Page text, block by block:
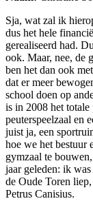
Sja, wat zal ik
dus het hele
gerealiseerd had.
ook. Maar, nee, de
ben het dan ook
dat er meer
school doen op
is in 2008 het
peuterspeelzaal en
juist ja, een
hoe we het bestuur
gymzaal te
jaar geleden: ik
de Oude Toren
Petrus Canisius.